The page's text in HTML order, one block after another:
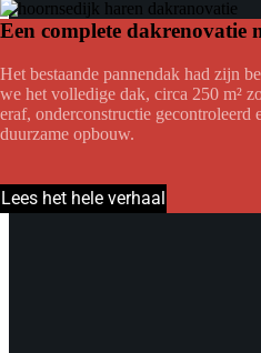
Een complete dakrenovatie
Het bestaande pannendak had zijn
we het volledige dak, circa 250 m²
eraf, onderconstructie gecontroleerd
duurzame opbouw.
Lees het hele verhaal